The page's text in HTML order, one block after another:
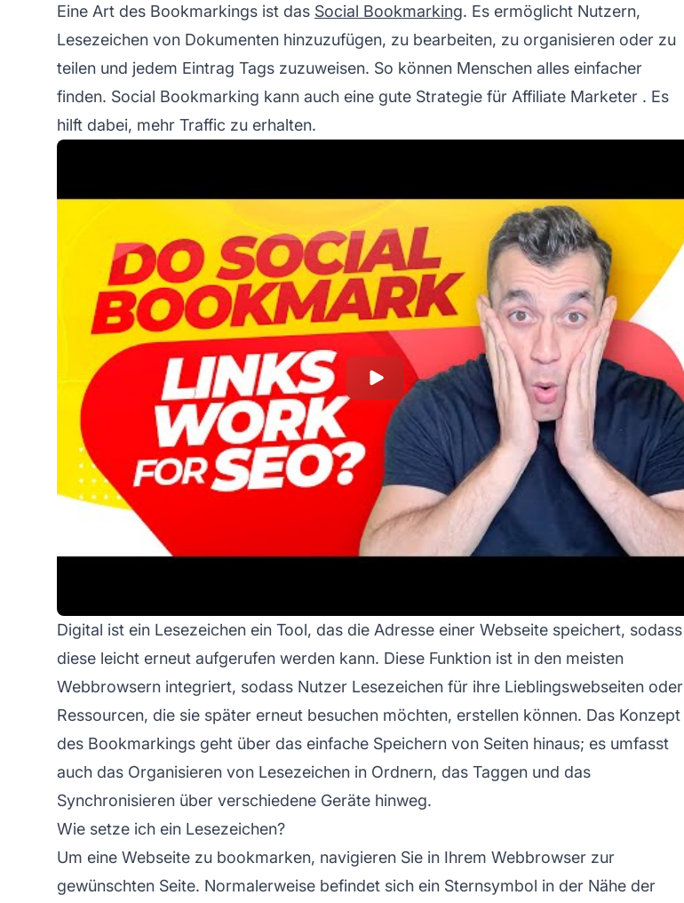
Eine Art des Bookmarkings ist das Social Bookmarking. Es ermöglicht Nutzern,
Lesezeichen von Dokumenten hinzuzufügen, zu bearbeiten, zu organisieren oder zu
teilen und jedem Eintrag Tags zuzuweisen. So können Menschen alles einfacher
finden. Social Bookmarking kann auch eine gute Strategie für Affiliate Marketer . Es
hilft dabei, mehr Traffic zu erhalten.
Digital ist ein Lesezeichen ein Tool, das die Adresse einer Webseite speichert, sodass
diese leicht erneut aufgerufen werden kann. Diese Funktion ist in den meisten
Webbrowsern integriert, sodass Nutzer Lesezeichen für ihre Lieblingswebseiten oder
Ressourcen, die sie später erneut besuchen möchten, erstellen können. Das Konzept
des Bookmarkings geht über das einfache Speichern von Seiten hinaus; es umfasst
auch das Organisieren von Lesezeichen in Ordnern, das Taggen und das
Synchronisieren über verschiedene Geräte hinweg.
Wie setze ich ein Lesezeichen?
Um eine Webseite zu bookmarken, navigieren Sie in Ihrem Webbrowser zur
gewünschten Seite. Normalerweise befindet sich ein Sternsymbol in der Nähe der